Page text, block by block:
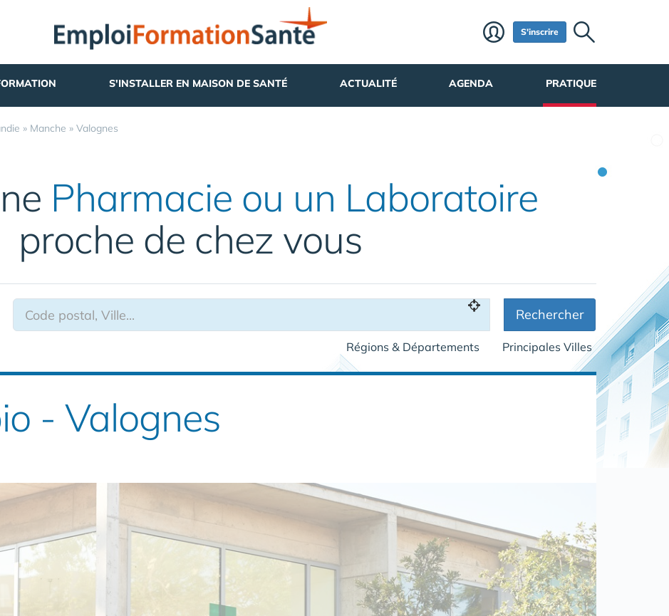
S'inscrire
S'INSTALLER EN MAISON DE SANTÉ ACTUALITÉ AGENDA PRATIQUE
» Manche » Valognes
Pharmacie ou un Laboratoire
proche de chez vous
Rechercher
Régions & Départements Principales Villes
- Valognes